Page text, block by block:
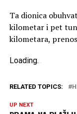
Ta dionica
kilometar i pet
kilometara,
Loading...
RELATED TOPICS:
UP NEXT